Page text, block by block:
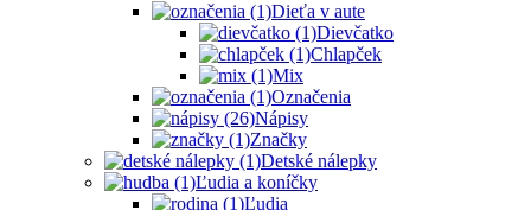
Dieťa v aute
Dievčatko
Chlapček
Mix
Označenia
Nápisy
Značky
Detské nálepky
Ľudia a koníčky
Ľudia